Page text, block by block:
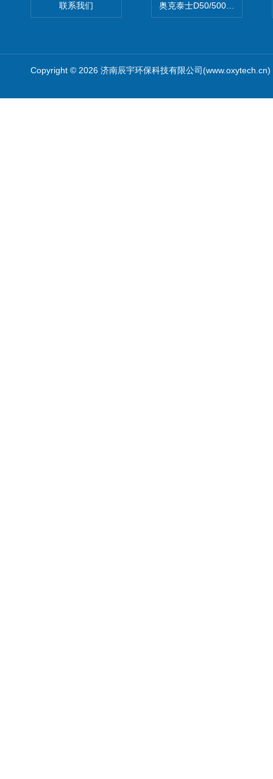
联系我们 奥克泰士D50/500矿泉水消毒
Copyright © 2026 济南辰宇环保科技有限公司(www.oxytech.cn)